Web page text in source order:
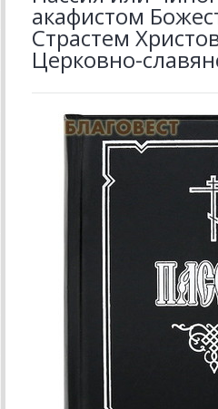
акафистом
Страстем
Церковно-